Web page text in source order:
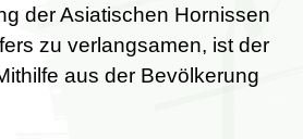
der Asiatischen Hornissen
zu verlangsamen, ist der
aus der Bevölkerung